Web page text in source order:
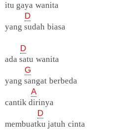
itu gaya wanita
D
yang sudah biasa
D
ada satu wanita
G
yang sangat berbeda
A
cantik dirinya
D
membuatku jatuh cinta